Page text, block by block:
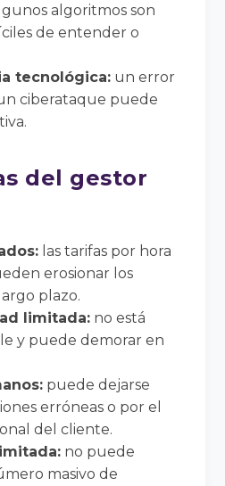
algoritmos son
de entender o
tecnológica: un error
ciberataque puede
del gestor
las tarifas por hora
erosionar los
plazo.
limitada: no está
y puede demorar en
puede dejarse
erróneas o por el
del cliente.
no puede
masivo de